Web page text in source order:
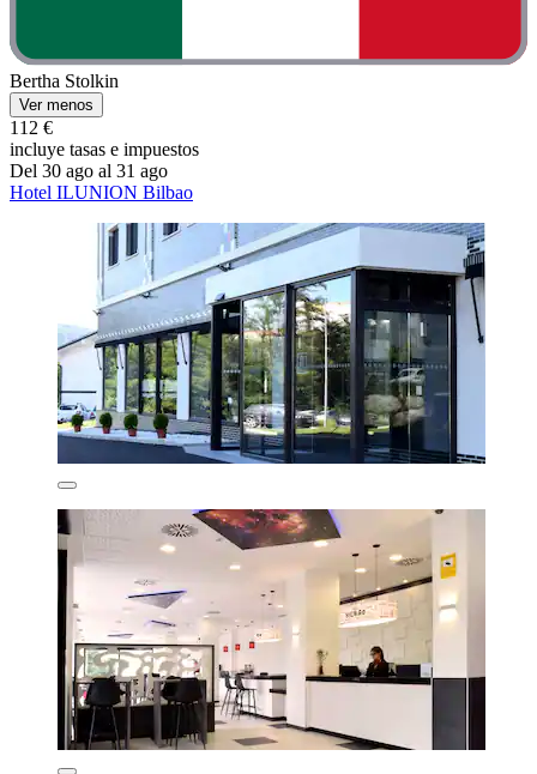
Bertha Stolkin
Ver menos
112 €
incluye tasas e impuestos
Del 30 ago al 31 ago
Hotel ILUNION Bilbao